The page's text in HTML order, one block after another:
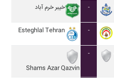
خيبر خرم آباد -
Esteghlal Tehran -
Shams Azar Qazvin
-